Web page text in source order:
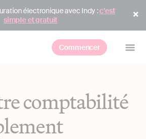
électronique avec Indy :c’est
simple et gratuit
Commencer
comptabilité